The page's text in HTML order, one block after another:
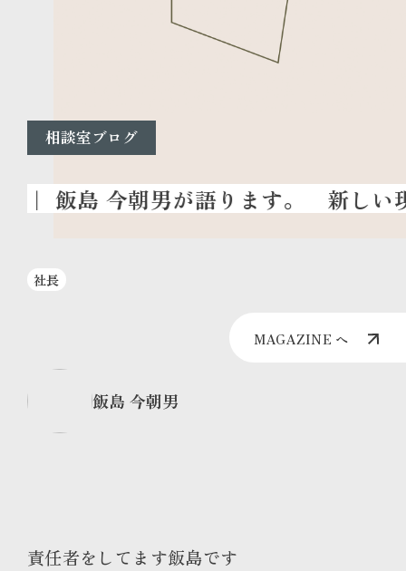
相談室ブログ
新しい
社長
MAGAZINE へ
飯島 今朝男
責任者をしてます飯島です